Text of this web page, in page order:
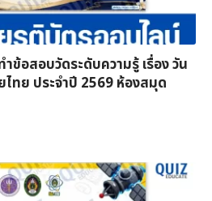
ข้อสอบวัดระดับความรู้ เรื่อง วัน
ทย ประจำปี 2569 ห้องสมุด